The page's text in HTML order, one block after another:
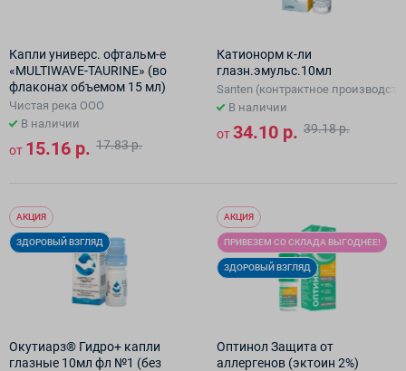
Капли универс. офтальм-е
«MULTIWAVE-TAURINE» (во
флаконах объемом 15 мл)
Чистая река ООО
В наличии
от 15.16 р. 17.83 р.
Катионорм к-ли
глазн.эмульс.10мл
Santen (контрактное
В наличии
от34.10 р. 39.18 р.
АКЦИЯ
ЗДОРОВЫЙ ВЗГЛЯД
Окутиарз® Гидро+ капли
глазные 10мл фл №1 (без
АКЦИЯ
ПРИВЕЗЕМ СО СКЛАДА ВЫГОДНЕЕ!
ЗДОРОВЫЙ ВЗГЛЯД
Оптинол Защита от
аллергенов (эктоин 2%)